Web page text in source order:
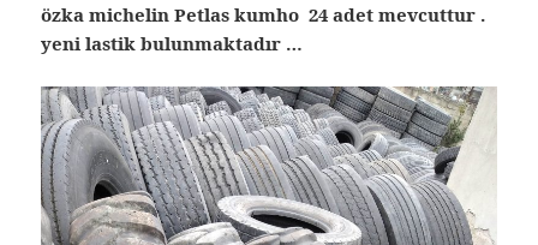
özka michelin Petlas kumho 24 adet mevcuttur .
yeni lastik bulunmaktadır …